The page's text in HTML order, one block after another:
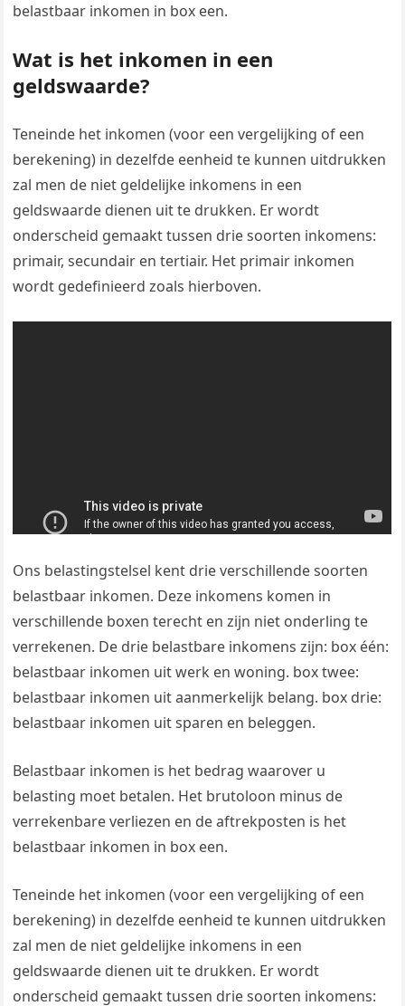
belastbaar inkomen in box een.
Wat is het inkomen in een
geldswaarde?
Teneinde het inkomen (voor een vergelijking of een
berekening) in dezelfde eenheid te kunnen uitdrukken
zal men de niet geldelijke inkomens in een
geldswaarde dienen uit te drukken. Er wordt
onderscheid gemaakt tussen drie soorten inkomens:
primair, secundair en tertiair. Het primair inkomen
wordt gedefinieerd zoals hierboven.
Ons belastingstelsel kent drie verschillende soorten
belastbaar inkomen. Deze inkomens komen in
verschillende boxen terecht en zijn niet onderling te
verrekenen. De drie belastbare inkomens zijn: box één:
belastbaar inkomen uit werk en woning. box twee:
belastbaar inkomen uit aanmerkelijk belang. box drie:
belastbaar inkomen uit sparen en beleggen.
Belastbaar inkomen is het bedrag waarover u
belasting moet betalen. Het brutoloon minus de
verrekenbare verliezen en de aftrekposten is het
belastbaar inkomen in box een.
Teneinde het inkomen (voor een vergelijking of een
berekening) in dezelfde eenheid te kunnen uitdrukken
zal men de niet geldelijke inkomens in een
geldswaarde dienen uit te drukken. Er wordt
onderscheid gemaakt tussen drie soorten inkomens: